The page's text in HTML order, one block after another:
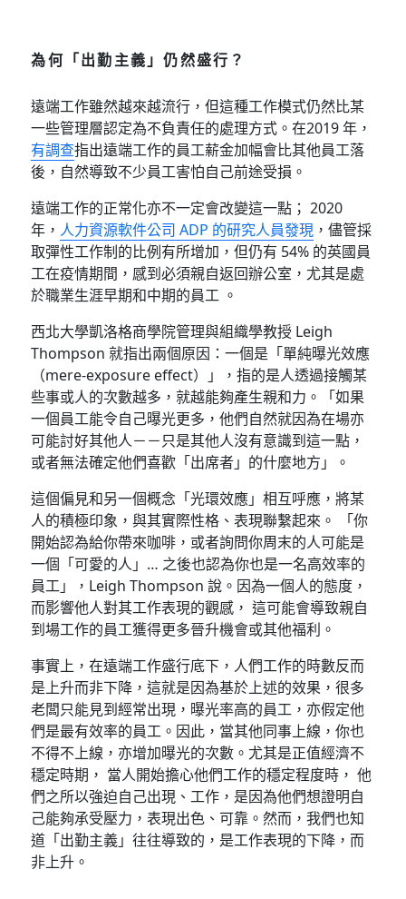
為何「出勤主義」仍然盛行？
遠端工作雖然越來越流行，但這種工作模式仍然比某
一些管理層認定為不負責任的處理方式。在2019 年，
有調查指出遠端工作的員工薪金加幅會比其他員工落
後，自然導致不少員工害怕自己前途受損。
遠端工作的正常化亦不一定會改變這一點； 2020
年， 人力資源軟件公司 ADP 的研究人員發現 ，儘管採
取彈性工作制的比例有所增加，但仍有 54% 的英國員
工在疫情期間，感到必須親自返回辦公室，尤其是處
於職業生涯早期和中期的員工 。
西北大學凱洛格商學院管理與組織學教授 Leigh
Thompson 就指出兩個原因：一個是「單純曝光效應
（mere-exposure effect）」，指的是人透過接觸某
些事或人的次數越多，就越能夠產生親和力。「如果
一個員工能令自己曝光更多，他們自然就因為在場亦
可能討好其他人－－只是其他人沒有意識到這一點，
或者無法確定他們喜歡「出席者」的什麼地方」。
這個偏見和另一個概念「光環效應」相互呼應，將某
人的積極印象，與其實際性格、表現聯繫起來。 「你
開始認為給你帶來咖啡，或者詢問你周末的人可能是
一個「可愛的人」… 之後也認為你也是一名高效率的
員工」，Leigh Thompson 說。因為一個人的態度，
而影響他人對其工作表現的觀感， 這可能會導致親自
到場工作的員工獲得更多晉升機會或其他福利。
事實上，在遠端工作盛行底下，人們工作的時數反而
是上升而非下降，這就是因為基於上述的效果，很多
老闆只能見到經常出現，曝光率高的員工，亦假定他
們是最有效率的員工。因此，當其他同事上線，你也
不得不上線，亦增加曝光的次數。尤其是正值經濟不
穩定時期， 當人開始擔心他們工作的穩定程度時， 他
們之所以強迫自己出現、工作，是因為他們想證明自
己能夠承受壓力，表現出色、可靠。然而，我們也知
道「出勤主義」往往導致的，是工作表現的下降，而
非上升。